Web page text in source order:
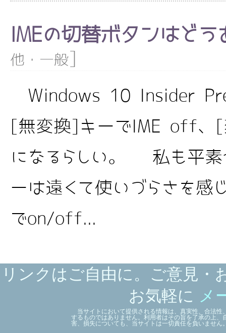
IMEの切替ボタンはどう
他・一般
Windows 10 Insider
[無変換]キーでIME off、
になるらしい。 私も平
ーは遠くて使いづらさを感
でon/off...
リンクはご自由に。ご意見・
お気軽に メ
当サイトにおいて提供される情報は、真実性、合法性
するものではありません。利用者はその旨を了承の上
害、損失についても、当サイトは一切責任を負いません